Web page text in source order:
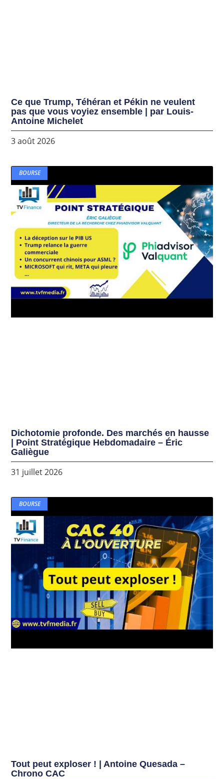
Ce que Trump, Téhéran et Pékin ne veulent
pas que vous voyiez ensemble | par Louis-
Antoine Michelet
3 août 2026
BOURSE
Dichotomie profonde. Des marchés en hausse
| Point Stratégique Hebdomadaire – Éric
Galiègue
31 juillet 2026
BOURSE
Tout peut exploser ! | Antoine Quesada –
Chrono CAC